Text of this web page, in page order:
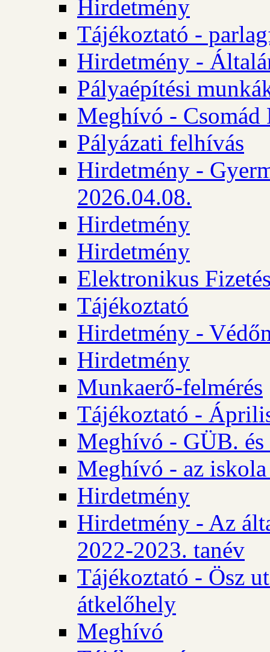
Hirdetmény
Tájékoztató -
Hirdetmény -
Pályaépítési
Meghívó - Csomád
Pályázati felhívás
Hirdetmény -
2026.04.08.
Hirdetmény
Hirdetmény
Elektronikus
Tájékoztató
Hirdetmény -
Hirdetmény
Munkaerő-felmérés
Tájékoztató -
Meghívó - GÜB.
Meghívó - az iskola
Hirdetmény
Hirdetmény - Az
2022-2023. tanév
Tájékoztató - Ösz
átkelőhely
Meghívó